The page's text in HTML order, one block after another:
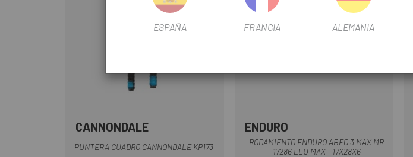
Multi
CANNONDALE
PUNTERA CUADRO CANNONDALE KP173
ENDURO
RODAMIENTO ENDURO ABEC 3 MAX MR
17286 LLU MAX - 17X28X6
ESPAÑA FRANCIA ALEMANIA